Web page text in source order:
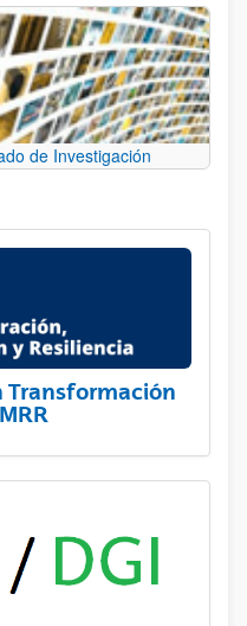
de Investigación
Transformación